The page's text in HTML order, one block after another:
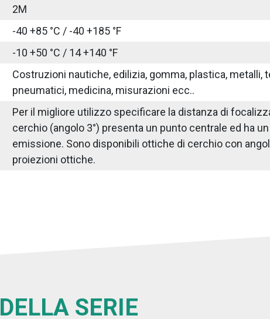
2M
-40 +85 °C / -40 +185 °F
-10 +50 °C / 14 +140 °F
Costruzioni nautiche, edilizia, gomma, plastica,
pneumatici, medicina, misurazioni ecc..
Per il migliore utilizzo specificare la distanza di
cerchio (angolo 3°) presenta un punto centrale ed ha
emissione. Sono disponibili ottiche di cerchio con
proiezioni ottiche.
SERIE